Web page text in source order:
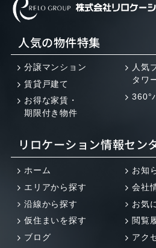
人気の物件特集
分譲マンション
賃貸戸建て
お得な家賃・
期限付き物件
人気
タワ
360°
リロケーション情報セン
ホーム
エリアから探す
沿線から探す
仮住まいを探す
ブログ
お知
会社
お気
閲覧
アク